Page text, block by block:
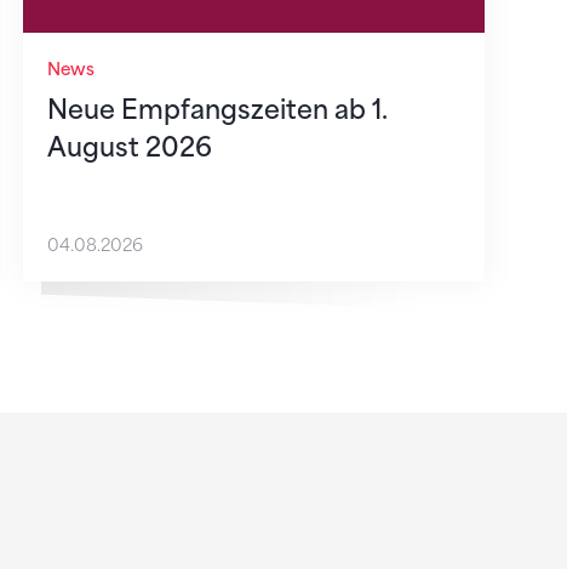
News
Neue Empfangszeiten ab 1.
August 2026
04.08.2026